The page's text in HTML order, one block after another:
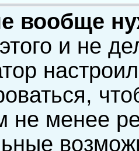
вообще
и не
не менее